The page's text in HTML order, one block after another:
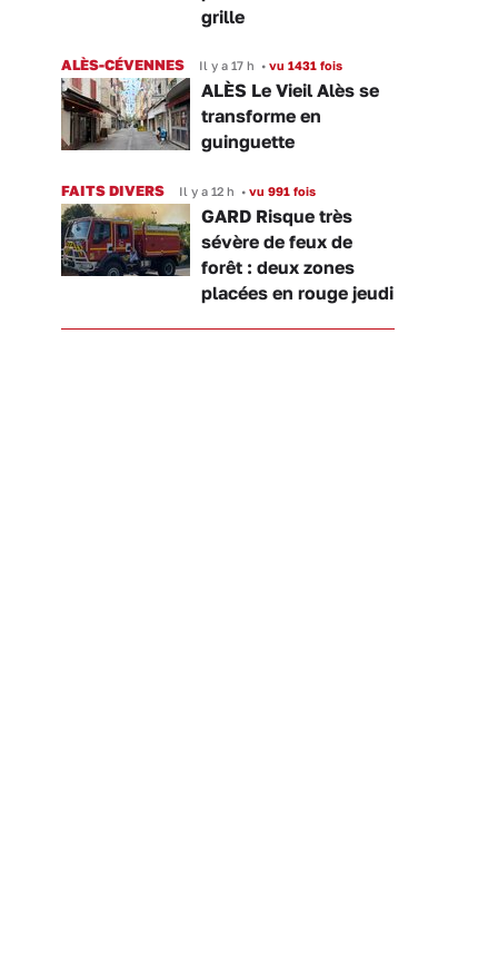
grille
ALÈS-CÉVENNES Il y a 17 h • vu 1431 fois
ALÈS Le Vieil Alès se
transforme en
guinguette
FAITS DIVERS Il y a 12 h • vu 991 fois
GARD Risque très
sévère de feux de
forêt : deux zones
placées en rouge jeudi